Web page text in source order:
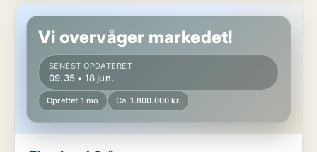
Ejendom i Gråsten
Vi overvåger markedet!
SENEST OPDATERET
09.35 • 18 jun.
Oprettet 1 mo Ca. 1.800.000 kr.